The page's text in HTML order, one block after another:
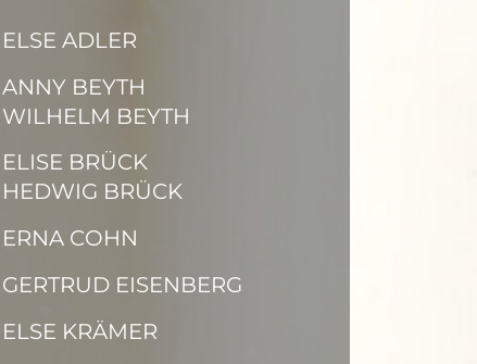
ELSE ADLER
ANNY BEYTH
WILHELM BEYTH
ELISE BRÜCK
HEDWIG BRÜCK
ERNA COHN
GERTRUD EISENBERG
ELSE KRÄMER